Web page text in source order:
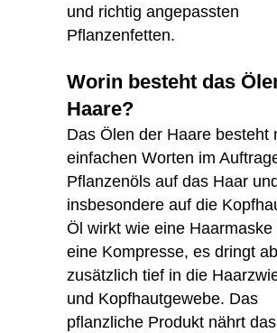
und richtig angepassten
Pflanzenfetten.
Worin besteht das
Haare?
Das Ölen der Haare besteht
einfachen Worten im
Pflanzenöls auf das Haar und
insbesondere auf die
Öl wirkt wie eine Haarmaske
eine Kompresse, es dringt
zusätzlich tief in die
und Kopfhautgewebe. Das
pflanzliche Produkt nährt